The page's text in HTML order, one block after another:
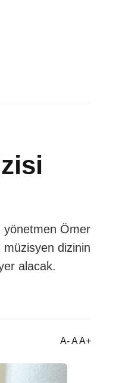
yönetmen Ömer
müzisyen dizinin
alacak.
A- A A+